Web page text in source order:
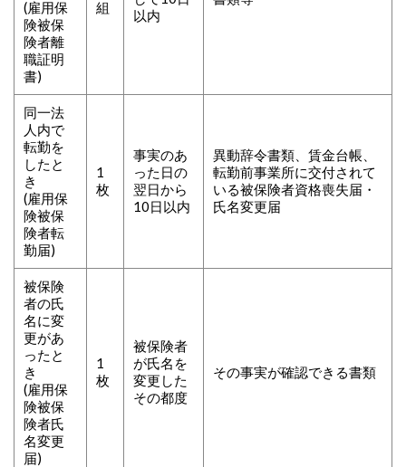
(雇用保
険被保
険者離
職証明
書)
組
以内
同一法
人内で
転勤を
したと
き
(雇用保
険被保
険者転
勤届)
1
枚
事実のあ
った日の
翌日から
10日以内
異動辞令書類、賃金台帳、
転勤前事業所に交付されて
いる被保険者資格喪失届・
氏名変更届
被保険
者の氏
名に変
更があ
ったと
き
(雇用保
険被保
険者氏
名変更
届)
1
枚
被保険者
が氏名を
変更した
その都度
その事実が確認できる書類